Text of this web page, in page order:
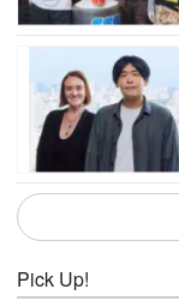
Pick Up!